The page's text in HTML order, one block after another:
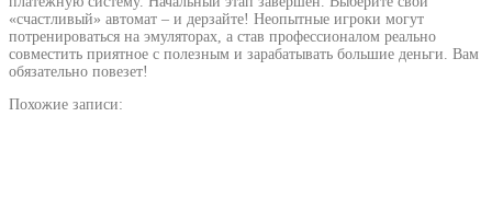
«счастливый» автомат – и дерзайте! Неопытные игроки могут
потренироваться на эмуляторах, а став профессионалом реально
совместить приятное с полезным и зарабатывать большие деньги. Вам
обязательно повезет!
Похожие записи: